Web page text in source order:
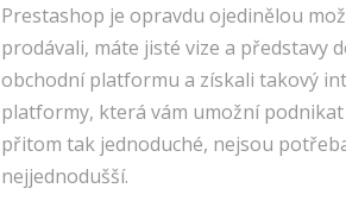
Prestashop je opravdu ojedinělou
prodávali, máte jisté vize a představy
obchodní platformu a získali takový
platformy, která vám umožní
přitom tak jednoduché, nejsou
nejjednodušší.